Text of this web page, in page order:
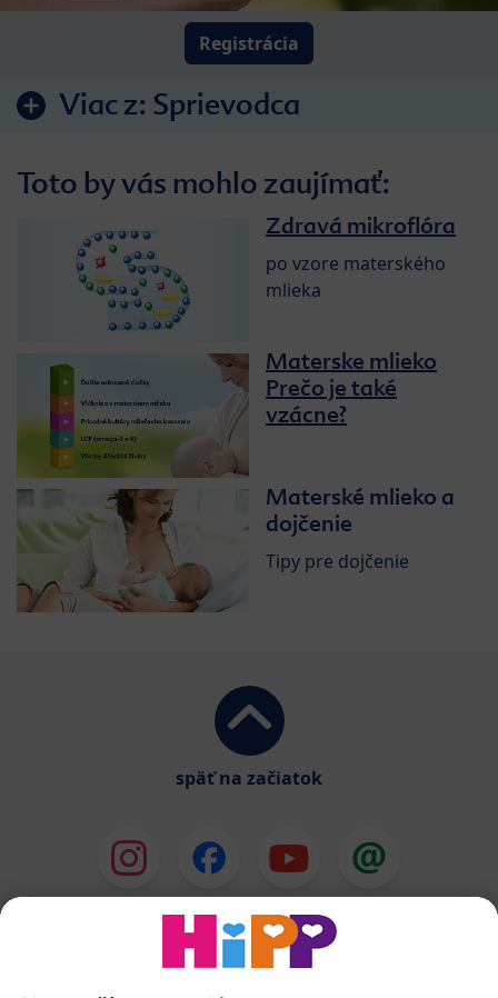
Registrácia
Viac z: Sprievodca
Toto by vás mohlo zaujímať:
Zdravá mikroflóra
po vzore materského
mlieka
Materske mlieko
Prečo je také
vzácne?
Materské mlieko a
dojčenie
Tipy pre dojčenie
späť na začiatok
HiPP Mlieka
HiPP Príkrmy